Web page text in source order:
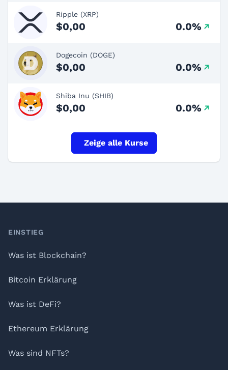
Ripple (XRP)
$0,00 0.0%
Dogecoin (DOGE)
$0,00 0.0%
Shiba Inu (SHIB)
$0,00 0.0%
Zeige alle Kurse
Footer
EINSTIEG
Was ist Blockchain?
Bitcoin Erklärung
Was ist DeFi?
Ethereum Erklärung
Was sind NFTs?